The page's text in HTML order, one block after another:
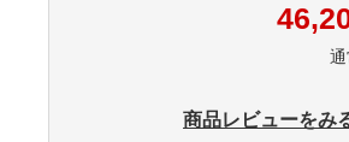
商品レビューをみ